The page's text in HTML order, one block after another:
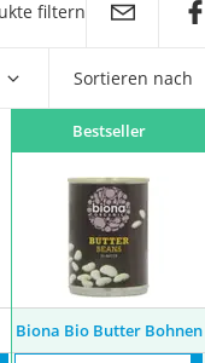
filtern
Sortieren nach
Bestseller
Biona Bio Butter Bohnen